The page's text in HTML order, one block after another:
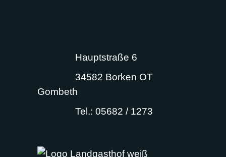
Hauptstraße 6
34582 Borken OT
Gombeth
Tel.: 05682 / 1273